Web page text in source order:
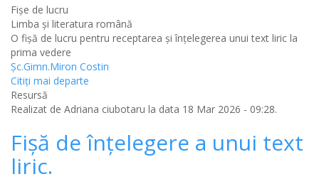
Fișe de lucru
Limba şi literatura română
O fişă de lucru pentru receptarea şi înţelegerea unui text liric la
prima vedere
Şc.Gimn.Miron Costin
Citiţi mai departe
Resursă
Realizat de Adriana ciubotaru la data 18 Mar 2026 - 09:28.
Fişă de înţelegere a unui text
liric.